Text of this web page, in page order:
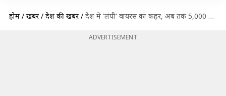
होम / खबरें / देश की खबरें / देश में 'लंपी' वायरस का कहर, अब तक 5,000 से अधिक जानवरों की मौत
ADVERTISEMENT